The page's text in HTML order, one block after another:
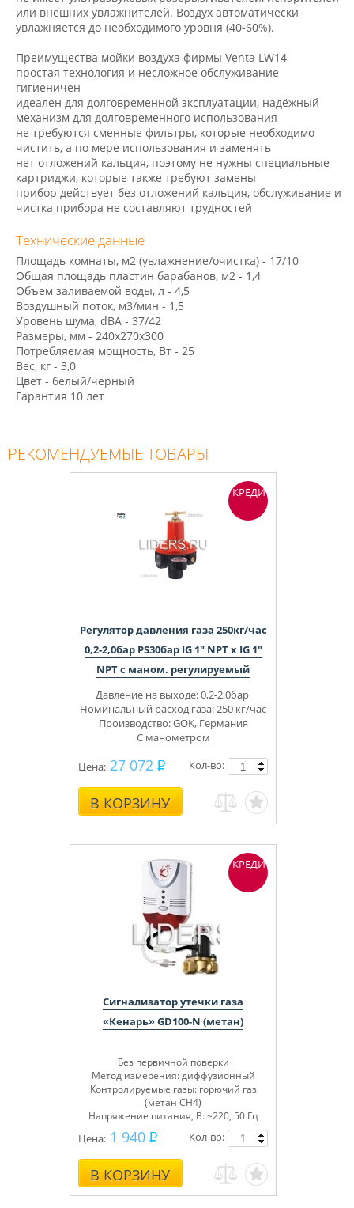
или внешних увлажнителей. Воздух автоматически
увлажняется до необходимого уровня (40-60%).
Преимущества мойки воздуха фирмы Venta LW14
простая технология и несложное обслуживание
гигиеничен
идеален для долговременной эксплуатации, надёжный
механизм для долговременного использования
не требуются сменные фильтры, которые необходимо
чистить, а по мере использования и заменять
нет отложений кальция, поэтому не нужны специальные
картриджи, которые также требуют замены
прибор действует без отложений кальция, обслуживание и
чистка прибора не составляют трудностей
Технические данные
Площадь комнаты, м2 (увлажнение/очистка) - 17/10
Общая площадь пластин барабанов, м2 - 1,4
Объем заливаемой воды, л - 4,5
Воздушный поток, м3/мин - 1,5
Уровень шума, dBA - 37/42
Размеры, мм - 240х270х300
Потребляемая мощность, Вт - 25
Вес, кг - 3,0
Цвет - белый/черный
Гарантия 10 лет
РЕКОМЕНДУЕМЫЕ ТОВАРЫ
Регулятор давления газа 250кг/час
0,2-2,0бар PS30бар IG 1" NPT x IG 1"
NPT с маном. регулируемый
Давление на выходе: 0,2-2,0бар
Номинальный расход газа: 250 кг/час
Производство: GOK, Германия
Сманометром
Цена: 27 072
В КОРЗИНУ
Кол-во:
КРЕДИТ
Сигнализатор утечки газа
«Кенарь» GD100-N (метан)
Без первичной поверки
Метод измерения: диффузионный
Контролируемые газы: горючий газ
(метан СН4)
Напряжение питания, В: ~220, 50 Гц
Сертифицирован
Цена: 1 940
В КОРЗИНУ
Кол-во:
КРЕДИТ